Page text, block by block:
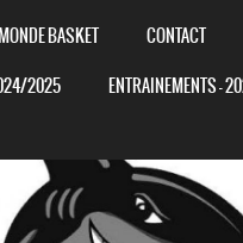
BASKET
CONTACT
2025
ENTRAINEMENTS –